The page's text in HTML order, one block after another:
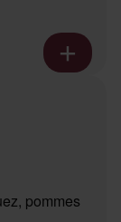
pommes